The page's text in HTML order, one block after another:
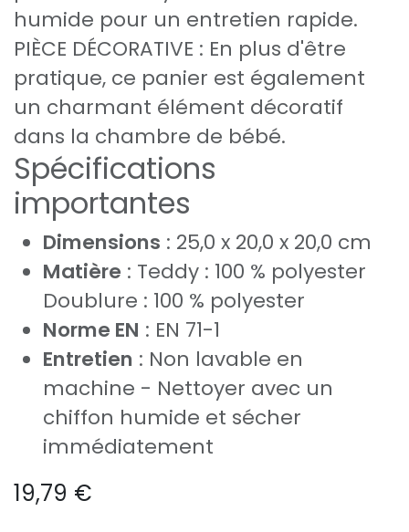
humide pour un entretien rapide.
PIÈCE DÉCORATIVE : En plus d'être
pratique, ce panier est également
un charmant élément décoratif
dans la chambre de bébé.
Spécifications
importantes
Dimensions : 25,0 x 20,0 x 20,0 cm
Matière : Teddy : 100 % polyester
Doublure : 100 % polyester
Norme EN : EN 71-1
Entretien : Non lavable en
machine - Nettoyer avec un
chiffon humide et sécher
immédiatement
19,79 €